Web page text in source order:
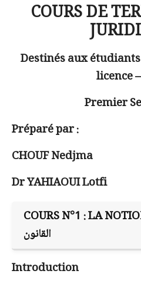
COURS DE
Destinés aux
licence
Premier
Préparé par :
CHOUF Nedjma
Dr YAHIAOUI Lotfi
COURS N°1 :LA
القانون
Introduction